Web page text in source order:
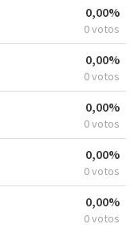
0,00%
0 votos
0,00%
0 votos
0,00%
0 votos
0,00%
0 votos
0,00%
0 votos